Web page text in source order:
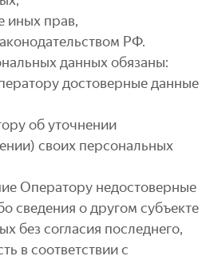
иных прав,
РФ.
данных обязаны:
достоверные данные
об уточнении
своих персональных
Оператору недостоверные
сведения о другом субъекте
без согласия последнего,
в соответствии с